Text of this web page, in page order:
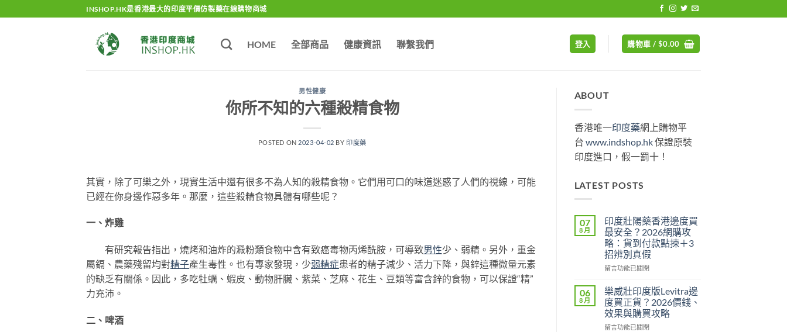
to
INSHOP.HK是香港最大的印度平價仿製藥在線購物商城
HOME 全部商品 健康資訊 聯繫我們 登入 購物車 / $0.00
男性健康
你所不知的六種殺精食物
POSTED ON 2023-04-02 BY 印度藥
其實，除了可樂之外，現實生活中還有很多不為人知的殺精食物。它們用可口的味道迷惑了人們的視線，可能
已經在你身邊作惡多年。那麼，這些殺精食物具體有哪些呢？
一、炸雞
有研究報告指出，燒烤和油炸的澱粉類食物中含有致癌毒物丙烯酰胺，可導致男性少、弱精。另外，重金
屬鎘、農藥殘留均對精子產生毒性。也有專家發現，少弱精症患者的精子減少、活力下降，與鋅這種微量元素
的缺乏有關係。因此，多吃牡蠣、蝦皮、動物肝臟、紫菜、芝麻、花生、豆類等富含鋅的食物，可以保證“精”
力充沛。
二、啤酒
ABOUT
香港唯一印度藥網上購物平
台 www.indshop.hk保證原裝
印度進口，假一罰十！
LATEST POSTS
07
8 月
印度壯陽藥香港邊度買
最安全？2026網購攻
略：貨到付款點揀＋3
招辨別真假
在
度
壯
陽
藥
香
留言功能已關閉
06
8 月
樂威壯印度版Levitra邊
度買正貨？2026價錢、
效果與購買攻略
在
留言功能已關閉